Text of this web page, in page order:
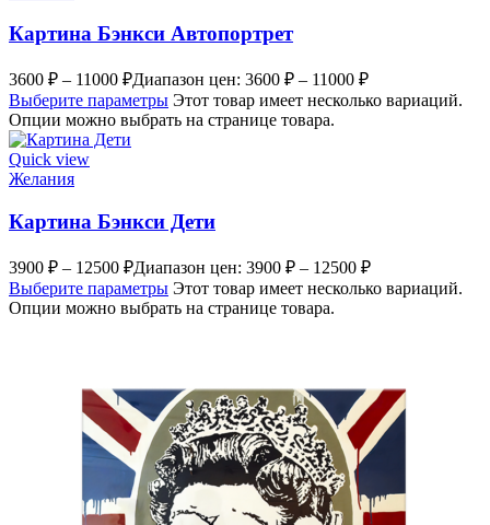
Картина Бэнкси Автопортрет
3600 ₽ – 11000 ₽Диапазон цен: 3600 ₽ – 11000 ₽
Выберите параметры Этот товар имеет несколько вариаций.
Опции можно выбрать на странице товара.
Quick view
Желания
Картина Бэнкси Дети
3900 ₽ – 12500 ₽Диапазон цен: 3900 ₽ – 12500 ₽
Выберите параметры Этот товар имеет несколько вариаций.
Опции можно выбрать на странице товара.